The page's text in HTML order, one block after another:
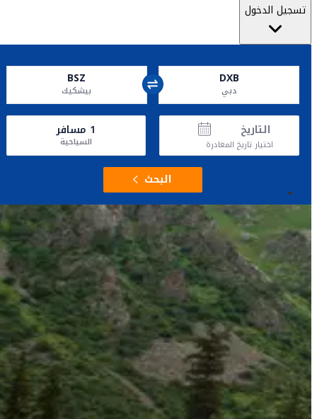
تسجيل الدخول
DXB
دبي
BSZ
بيشكيك
التاريخ
اختيار تاريخ المغادرة
1 مسافر
السياحية
البحث